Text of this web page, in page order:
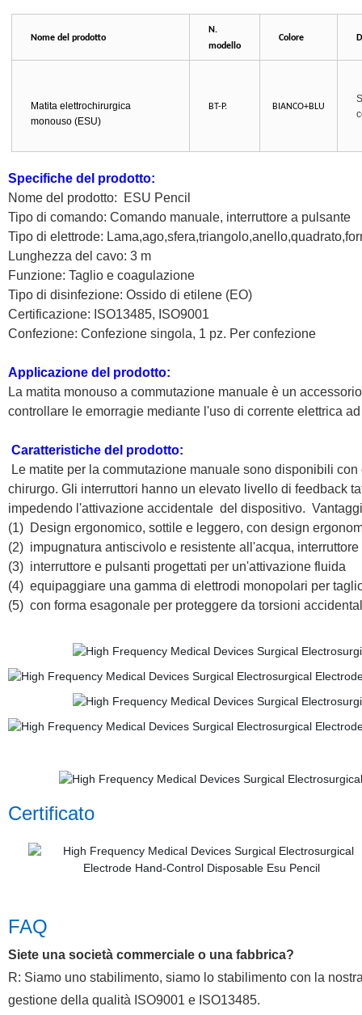
Nome del prodotto
N.
modello
Colore
Matita elettrochirurgica
monouso (ESU)
BT-P. BIANCO+BLU
Specifiche del prodotto:
Nome del prodotto:
ESU Pencil
Tipo di comando: Comando manuale, interruttore a pulsante
Tipo di elettrode:
Lunghezza del cavo: 3 m
Funzione: Taglio e coagulazione
Tipo di disinfezione: Ossido di etilene (EO)
Certificazione: ISO13485, ISO9001
Confezione: Confezione singola, 1 pz. Per confezione
Applicazione del prodotto:
La matita monouso a commutazione manuale è un
controllare le emorragie mediante l'uso di corrente elettrica
Caratteristiche del prodotto:
Le matite per la commutazione manuale sono disponibili
chirurgo. Gli interruttori hanno un elevato livello di feedback
impedendo l'attivazione accidentale del dispositivo.
(1)
Design ergonomico, sottile e leggero, con design
(2) impugnatura antiscivolo e resistente all'acqua,
(3) interruttore e pulsanti progettati per un'attivazione fluida
(4) equipaggiare una gamma di elettrodi monopolari per
(5) con forma esagonale per proteggere da torsioni
Certificato
FAQ
Siete una società commerciale o una fabbrica?
R: Siamo uno stabilimento, siamo lo stabilimento con la
gestione della qualità ISO9001 e ISO13485.